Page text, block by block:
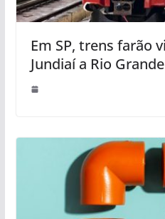
Em SP, trens farão
Jundiaí a Rio